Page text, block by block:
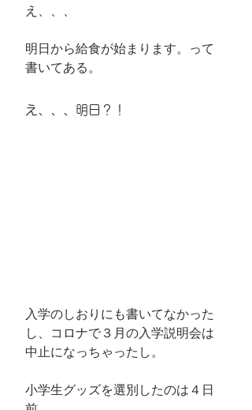
え、、、
明日から給食が始まります。って
書いてある。
え、、、明日？！
入学のしおりにも書いてなかった
し、コロナで３月の入学説明会は
中止になっちゃったし。
小学生グッズを選別したのは４日